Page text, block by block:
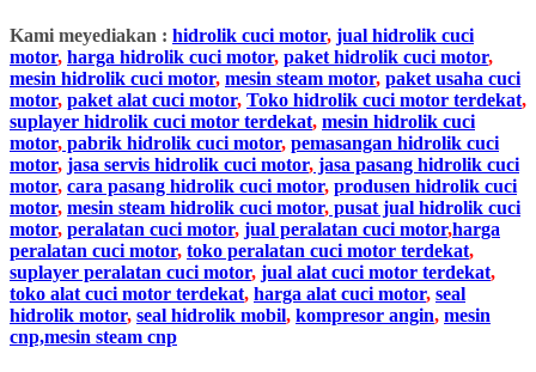
Kami meyediakan : hidrolik cuci motor, jual hidrolik cuci
motor, harga hidrolik cuci motor, paket hidrolik cuci motor,
mesin hidrolik cuci motor, mesin steam motor, paket usaha cuci
motor, paket alat cuci motor, Toko hidrolik cuci motor terdekat,
suplayer hidrolik cuci motor terdekat, mesin hidrolik cuci
motor, pabrik hidrolik cuci motor, pemasangan hidrolik cuci
motor, jasa servis hidrolik cuci motor, jasa pasang hidrolik cuci
motor, cara pasang hidrolik cuci motor, produsen hidrolik cuci
motor, mesin steam hidrolik cuci motor, pusat jual hidrolik cuci
motor, peralatan cuci motor, jual peralatan cuci motor,harga
peralatan cuci motor, toko peralatan cuci motor terdekat,
suplayer peralatan cuci motor, jual alat cuci motor terdekat,
toko alat cuci motor terdekat, harga alat cuci motor, seal
hidrolik motor, seal hidrolik mobil, kompresor angin, mesin
cnp,mesin steam cnp